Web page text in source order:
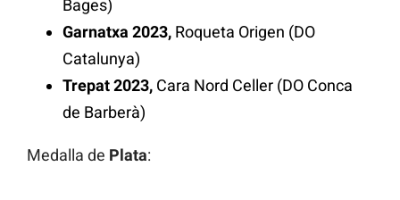
Bages)
Garnatxa 2023, Roqueta Origen (DO
Catalunya)
Trepat 2023, Cara Nord Celler (DO Conca
de Barberà)
Medalla de Plata: